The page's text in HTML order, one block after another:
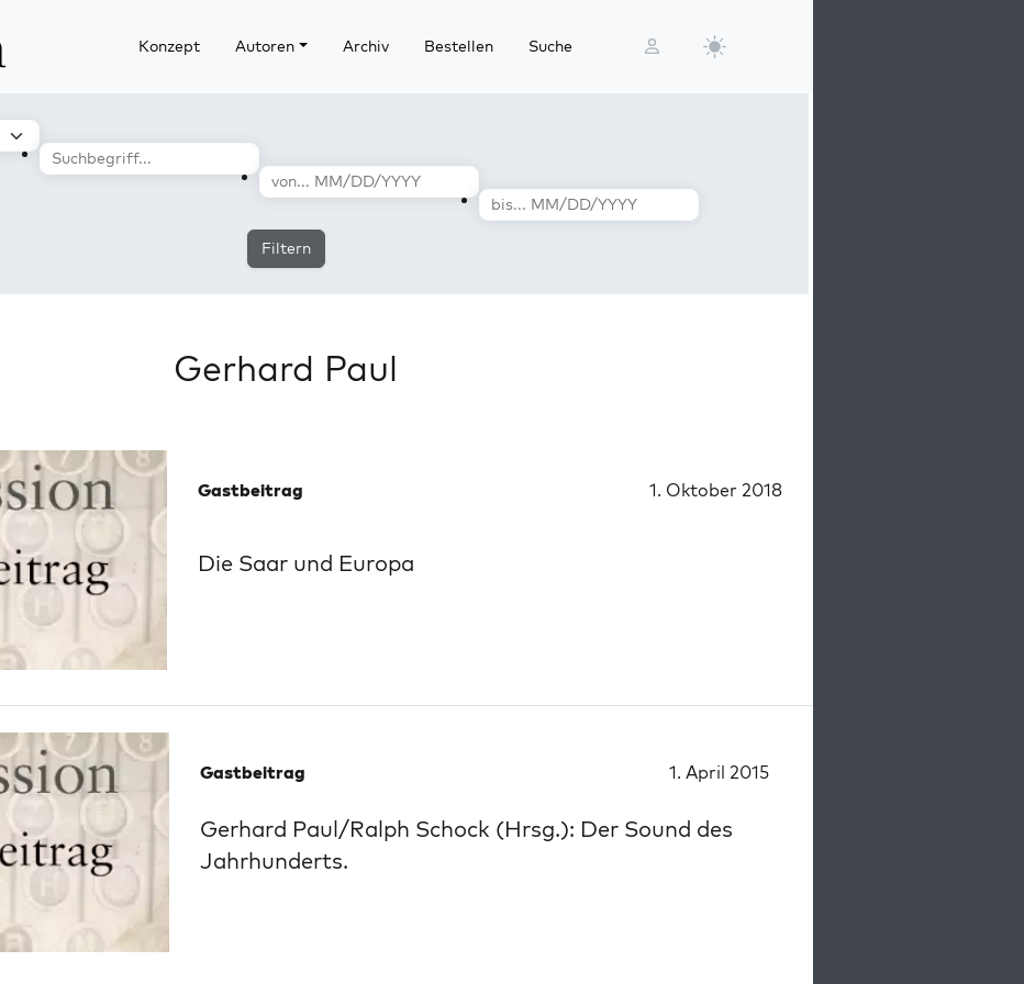
Konzept Autoren Archiv Bestellen Suche
Filtern
Gerhard Paul
Gastbeitrag 1. Oktober 2018
Die Saar und Europa
Gastbeitrag 1. April 2015
Gerhard Paul/Ralph Schock (Hrsg.): Der Sound des
Jahrhunderts.